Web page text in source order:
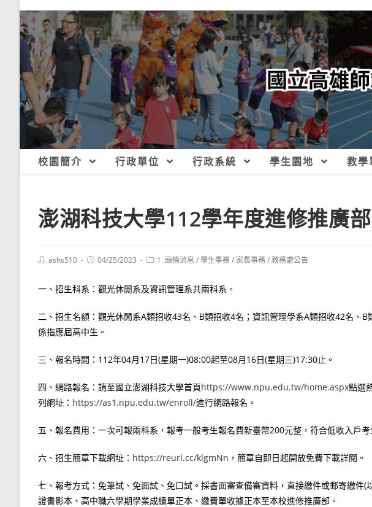
校園簡介 行政單位 行政系統 學生園地 教學
澎湖科技大學112學年度進修推廣
Postashs510
Post04/25/2023
Post1. 頭條消息 /學生事務/ 家長事務/教務處公告
一、招生科系：觀光休閒系及資訊管理系共兩科系。
二、招生名額：觀光休閒系A類招收43名、B類招收4名；資訊管理學系A類招收42名、
係指應屆高中生。
三、報名時間：112年04月17日(星期一)08:00起至08月16日(星期三)17:30止。
四、網路報名：請至國立澎湖科技大學首頁https://www.npu.edu.tw/home.aspx點選
列網址： https://as1.npu.edu.tw/enroll/進行網路報名。
五、報名費用：一次可報兩科系，報考一般考生報名費新臺幣200元整，符合低收入戶
六、招生簡章下載網址： https://reurl.cc/klgmNn ，簡章自即日起開放免費下載詳閱。
七、報考方式：免筆試、免面試、免口試。採書面審查備審資料，直接繳件或郵寄繳件
證書影本、高中職六學期學業成績單正本、繳費單收據正本至本校進修推廣部。